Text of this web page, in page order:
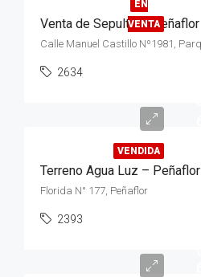
EN
VENTA
Venta de Sepultura, Peñaflor
2634
VENDIDA
Terreno Agua Luz – Peñaflor
Florida N° 177, Peñaflor
2393